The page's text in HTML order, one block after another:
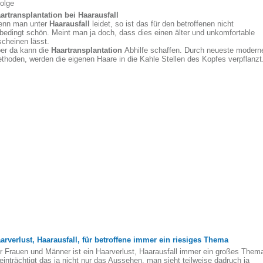
bei Haarausfall
man unter Haarausfall
leidet, so ist das für den betroffenen nicht
schön. Meint man ja doch, dass dies einen älter und unkomfortable
lässt.
da kann die Haartransplantation Abhilfe schaffen. Durch neueste
werden die eigenen Haare in die Kahle Stellen des Kopfes
Haarausfall, für betroffene immer ein riesiges Thema
Frauen und Männer ist ein Haarverlust, Haarausfall immer ein großes
das ja nicht nur das Aussehen, man sieht teilweise dadruch ja